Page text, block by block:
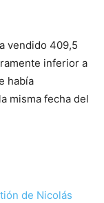
vendido 409,5
inferior a
había
misma fecha del
de Nicolás